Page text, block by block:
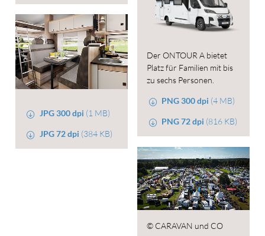
Der ONTOUR A bietet
Platz für Familien mit bis
zu sechs Personen.
PNG 300 dpi (4 MB)
PNG 72 dpi (816 KB)
JPG 300 dpi (1 MB)
JPG 72 dpi (384 KB)
© CARAVAN und CO